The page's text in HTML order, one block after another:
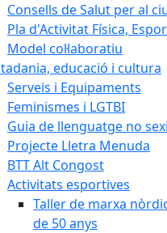
Consells de Salut per al
Pla d'Activitat Física,
Model col·laboratiu
educació i cultura
Serveis i Equipaments
Feminismes i LGTBI
Guia de llenguatge no
Projecte Lletra Menuda
BTT Alt Congost
Activitats esportives
Taller de marxa
de 50 anys